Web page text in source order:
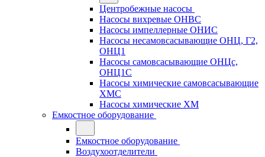
Центробежные насосы
Насосы вихревые ОНВС
Насосы импеллерные ОНИС
Насосы несамовсасывающие ОНЦ, Г2,
ОНЦ1
Насосы самовсасывающие ОНЦс,
ОНЦ1С
Насосы химические самовсасывающие
ХМС
Насосы химические ХМ
Емкостное оборудование
Емкостное оборудование
Воздухоотделители